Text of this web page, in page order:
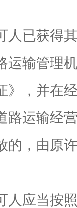
获得其
运输管理
》，并在
路运输经
的，由原
当按照